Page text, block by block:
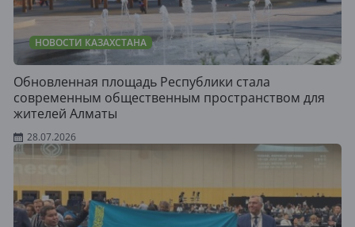
НОВОСТИ КАЗАХСТАНА
Обновленная площадь Республики стала
современным общественным пространством для
жителей Алматы
28.07.2026